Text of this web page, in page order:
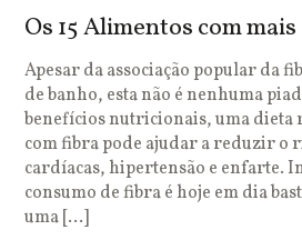
Os 15 Alimentos com
Apesar da associação popular da
de banho, esta não é nenhuma
benefícios nutricionais, uma dieta
com fibra pode ajudar a reduzir o
cardíacas, hipertensão e enfarte.
consumo de fibra é hoje em dia
uma […]